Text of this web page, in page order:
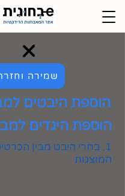
שמירה
הוספת היבטים
הוספת היגדים
1. בחרי היבט מבין
המוצגות